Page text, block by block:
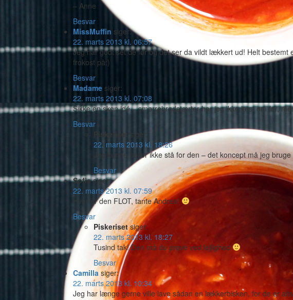
– Anne
Besvar
MissMuffin siger:
22. marts 2013 kl. 06:57
Jeg har godt set de før og det ser da vildt lækkert ud! Helt bestemt
frokost på:)
Besvar
Madame siger:
22. marts 2013 kl. 07:08
Sikke en skøn idé – smørrebrødstærter har jeg ikke læst om før,
Besvar
Piskeriset
siger:
22. marts 2013 kl. 18:26
Jeg kunne heller ikke stå for den – det koncept må jeg
Besvar
Sofie siger:
22. marts 2013 kl. 07:59
Hvor er den FLOT, tante Andrea!
Besvar
Piskeriset siger:
22. marts 2013 kl. 18:27
Tusind tak! Den må du prøve ved lejlighed
Besvar
Camilla siger:
22. marts 2013 kl. 10:34
Jeg har længe gerne ville lave sådan en lækkerbisken, for de er